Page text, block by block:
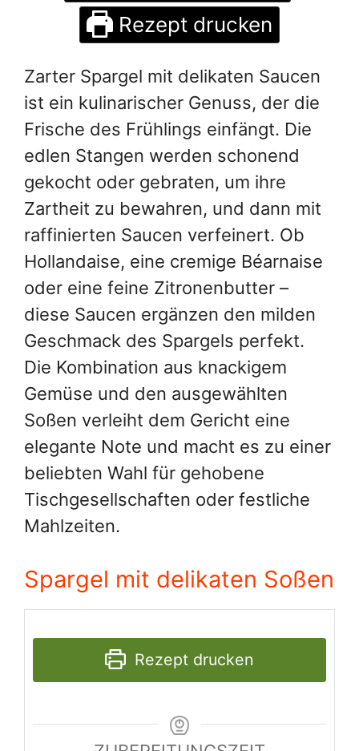
Rezept drucken
Zarter Spargel mit delikaten Saucen
ist ein kulinarischer Genuss, der die
Frische des Frühlings einfängt. Die
edlen Stangen werden schonend
gekocht oder gebraten, um ihre
Zartheit zu bewahren, und dann mit
raffinierten Saucen verfeinert. Ob
Hollandaise, eine cremige Béarnaise
oder eine feine Zitronenbutter –
diese Saucen ergänzen den milden
Geschmack des Spargels perfekt.
Die Kombination aus knackigem
Gemüse und den ausgewählten
Soßen verleiht dem Gericht eine
elegante Note und macht es zu einer
beliebten Wahl für gehobene
Tischgesellschaften oder festliche
Mahlzeiten.
Spargel mit delikaten Soßen
Rezept drucken